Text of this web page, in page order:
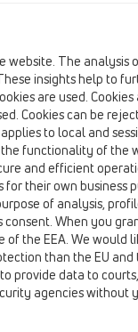
защита
материалы/
installation for HL-
body Pentair with
материалы/
for HL-
website. The analysis
insights help to
are used. Cookies
Cookies can be
to local and
functionality of the
and efficient
their own business
of analysis,
When you
of the EEA. We would
than the EU and
provide data to
agencies without